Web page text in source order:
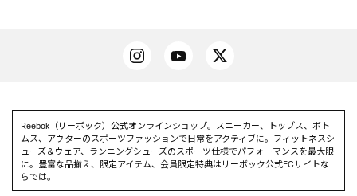
Reebok（リーボック）公式オンラインショップ。スニーカー、トップス、ボト
ムス、アウターのスポーツファッションで日常をアクティブに。フィットネスシ
ューズ＆ウェア、ランニングシューズのスポーツ仕様でパフォーマンスを最大限
に。豊富な品揃え、限定アイテム、会員限定特典はリーボック公式ECサイトな
らでは。